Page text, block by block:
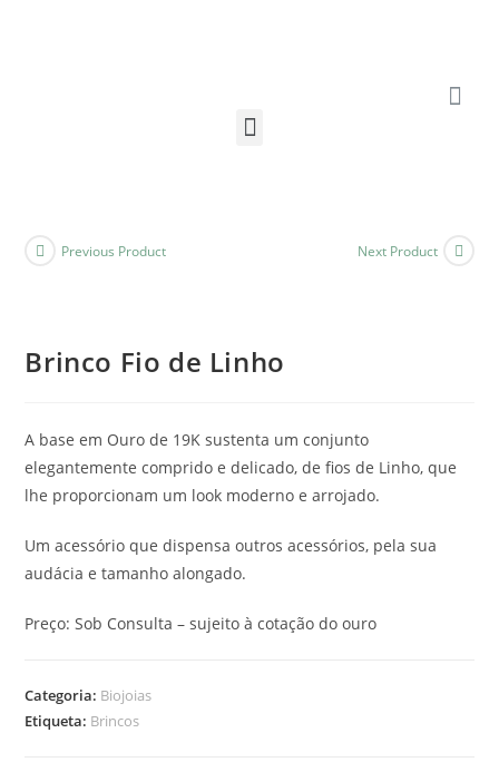
Previous Product Next Product
Brinco Fio de Linho
A base em Ouro de 19K sustenta um conjunto
elegantemente comprido e delicado, de fios de Linho, que
lhe proporcionam um look moderno e arrojado.
Um acessório que dispensa outros acessórios, pela sua
audácia e tamanho alongado.
Preço: Sob Consulta – sujeito à cotação do ouro
Categoria: Biojoias
Etiqueta: Brincos